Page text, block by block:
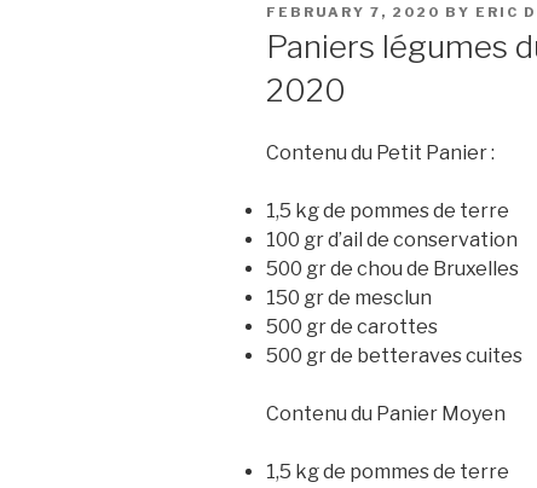
POSTED
FEBRUARY 7, 2020 BY ERIC
Paniers légumes
2020
Contenu du Petit Panier :
1,5 kg de pommes de terre
100 gr d’ail de conservation
500 gr de chou de Bruxelles
150 gr de mesclun
500 gr de carottes
500 gr de betteraves cuites
Contenu du Panier Moyen
1,5 kg de pommes de terre